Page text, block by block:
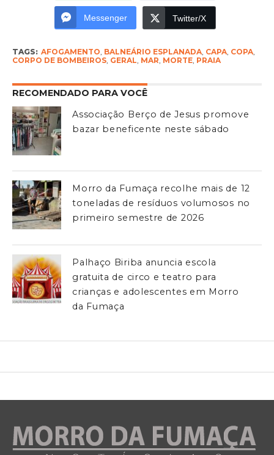
Messenger Twitter/X
TAGS: AFOGAMENTO, BALNEÁRIO ESPLANADA, CAPA, COPA,
CORPO DE BOMBEIROS, GERAL, MAR, MORTE, PRAIA
RECOMENDADO PARA VOCÊ
Associação Berço de Jesus promove
bazar beneficente neste sábado
Morro da Fumaça recolhe mais de 12
toneladas de resíduos volumosos no
primeiro semestre de 2026
Palhaço Biriba anuncia escola
gratuita de circo e teatro para
crianças e adolescentes em Morro
da Fumaça